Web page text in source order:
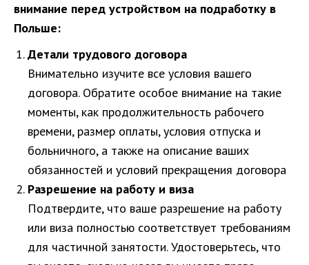
внимание перед устройством на подработку в
Польше:
Детали трудового договора
Внимательно изучите все условия вашего
договора. Обратите особое внимание на такие
моменты, как продолжительность рабочего
времени, размер оплаты, условия отпуска и
больничного, а также на описание ваших
обязанностей и условий прекращения договора
Разрешение на работу и виза
Подтвердите, что ваше разрешение на работу
или виза полностью соответствует требованиям
для частичной занятости. Удостоверьтесь, что